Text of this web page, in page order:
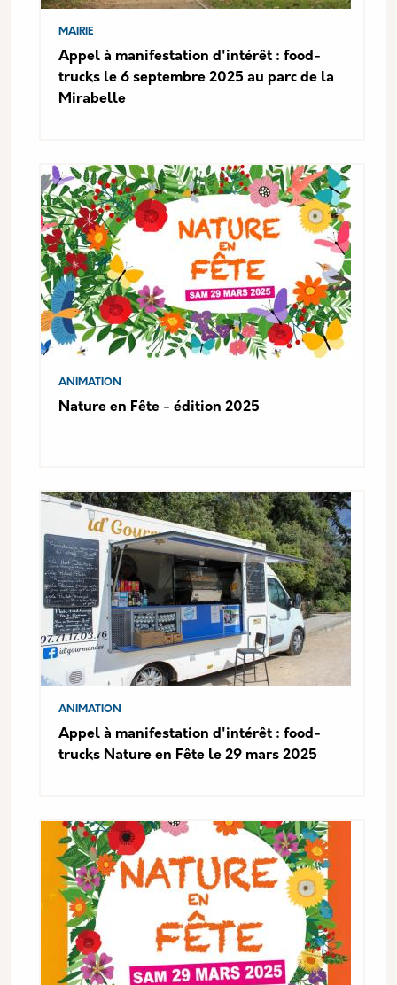
MAIRIE
Appel à manifestation d'intérêt : food-
trucks le 6 septembre 2025 au parc de la
Mirabelle
ANIMATION
Nature en Fête - édition 2025
ANIMATION
Appel à manifestation d'intérêt : food-
trucks Nature en Fête le 29 mars 2025